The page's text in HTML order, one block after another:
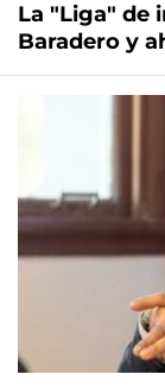
La "Liga" de
Baradero y